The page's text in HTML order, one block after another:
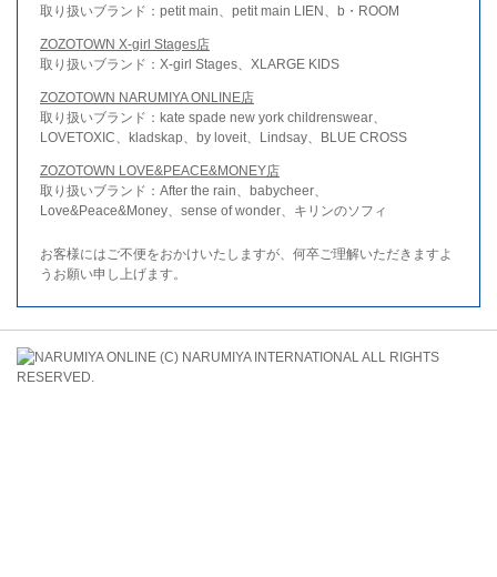
取り扱いブランド：petit main、petit main LIEN、b・ROOM
ZOZOTOWN X-girl Stages店
取り扱いブランド：X-girl Stages、XLARGE KIDS
ZOZOTOWN NARUMIYA ONLINE店
取り扱いブランド：kate spade new york childrenswear、
LOVETOXIC、kladskap、by loveit、Lindsay、BLUE CROSS
ZOZOTOWN LOVE&PEACE&MONEY店
取り扱いブランド：After the rain、babycheer、
Love&Peace&Money、sense of wonder、キリンのソフィ
お客様にはご不便をおかけいたしますが、何卒ご理解いただきますよ
うお願い申し上げます。